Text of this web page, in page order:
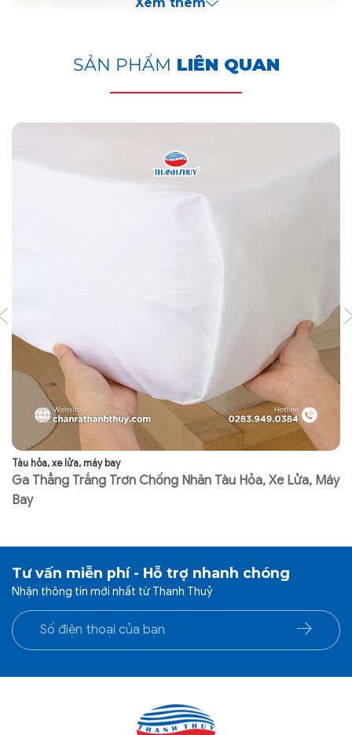
Vì Sao Nệm Bông Ép Gấp Là
Lựa Chọn Lý Tưởng Cho Ngành
Độ Bền Vượt Trội: Nệm bông ép có cấu trúc vững chắc,
ít lún xẹp theo thời gian, đảm bảo tuổi thọ sử dụng lâu
dài, giúp các đơn vị vận tải tiết kiệm chi phí đầu tư.
SẢN PHẨM LIÊN QUAN
Tàu hỏa, xe lửa, máy bay
Ga Thẳng Trắng Trơn Chống Nhăn Tàu Hỏa, Xe Lửa, Máy
Bay
Tư vấn miễn phí - Hỗ trợ nhanh chóng
Nhận thông tin mới nhất từ Thanh Thuỷ